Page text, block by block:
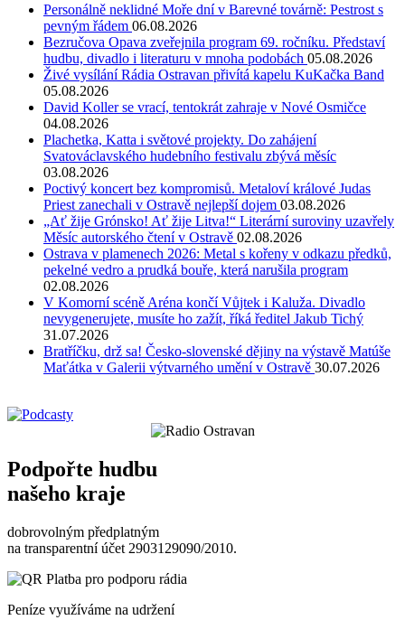
Personálně neklidné Moře dní v Barevné továrně: Pestrost s
pevným řádem 06.08.2026
Bezručova Opava zveřejnila program 69. ročníku. Představí
hudbu, divadlo i literaturu v mnoha podobách 05.08.2026
Živé vysílání Rádia Ostravan přivítá kapelu KuKačka Band
05.08.2026
David Koller se vrací, tentokrát zahraje v Nové Osmičce
04.08.2026
Plachetka, Katta i světové projekty. Do zahájení
Svatováclavského hudebního festivalu zbývá měsíc
03.08.2026
Poctivý koncert bez kompromisů. Metaloví králové Judas
Priest zanechali v Ostravě nejlepší dojem 03.08.2026
„Ať žije Grónsko! Ať žije Litva!“ Literární suroviny uzavřely
Měsíc autorského čtení v Ostravě 02.08.2026
Ostrava v plamenech 2026: Metal s kořeny v odkazu předků,
pekelné vedro a prudká bouře, která narušila program
02.08.2026
V Komorní scéně Aréna končí Vůjtek i Kaluža. Divadlo
nevygenerujete, musíte ho zažít, říká ředitel Jakub Tichý
31.07.2026
Bratříčku, drž sa! Česko-slovenské dějiny na výstavě Matúše
Maťátka v Galerii výtvarného umění v Ostravě 30.07.2026
Podpořte hudbu
našeho kraje
dobrovolným předplatným
na transparentní účet 2903129090/2010.
Peníze využíváme na udržení